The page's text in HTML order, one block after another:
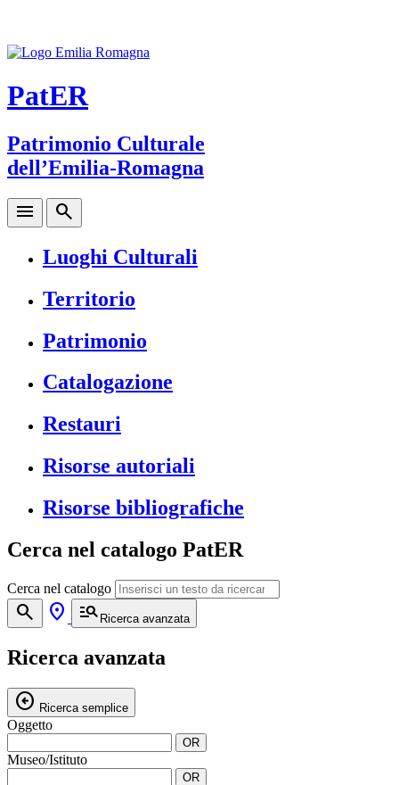
PatER
Patrimonio Culturale
dell’Emilia-Romagna
menu search
Luoghi Culturali
Territorio
Patrimonio
Catalogazione
Restauri
Risorse autoriali
Risorse bibliografiche
Cerca nel catalogo PatER
Cerca nel catalogo
search location_on manage_search Ricerca avanzata
Ricerca avanzata
arrow_circle_left Ricerca semplice
Oggetto
OR
Museo/Istituto
OR